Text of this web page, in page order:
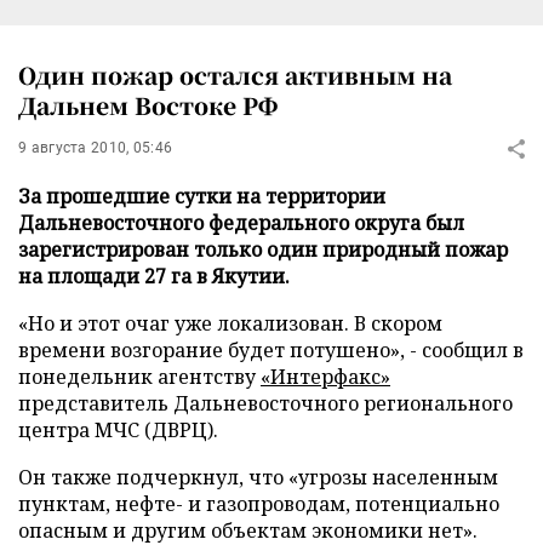
Один пожар остался активным на
Дальнем Востоке РФ
9 августа 2010, 05:46
За прошедшие сутки на территории
Дальневосточного федерального округа был
зарегистрирован только один природный пожар
на площади 27 га в Якутии.
«Но и этот очаг уже локализован. В скором
времени возгорание будет потушено», - сообщил в
понедельник агентству«Интерфакс»
представитель Дальневосточного регионального
центра МЧС (ДВРЦ).
Он также подчеркнул, что «угрозы населенным
пунктам, нефте- и газопроводам, потенциально
опасным и другим объектам экономики нет».